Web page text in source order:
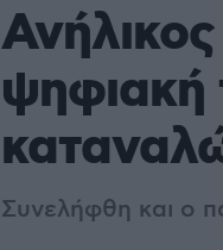
ψηφιακή
Συνελήφθη και ο